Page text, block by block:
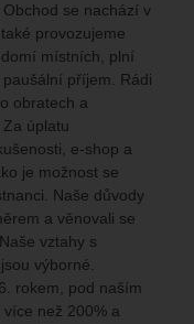
se nachází v
provozujeme
místních, plní
příjem. Rádi
obratech a
úplatu
e-shop a
je možnost se
Naše důvody
a věnovali se
vztahy s
výborné.
rokem, pod naším
než 200% a